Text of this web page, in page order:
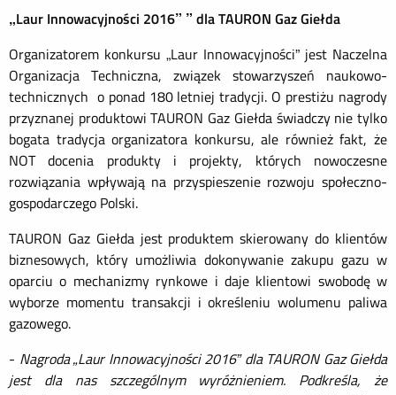
„Laur Innowacyjności 2016” ” dla TAURON Gaz Giełda
Organizatorem konkursu „Laur Innowacyjności” jest Naczelna
Organizacja Techniczna, związek stowarzyszeń naukowo-
technicznych o ponad 180 letniej tradycji. O prestiżu nagrody
przyznanej produktowi TAURON Gaz Giełda świadczy nie tylko
bogata tradycja organizatora konkursu, ale również fakt, że
NOT docenia produkty i projekty, których nowoczesne
rozwiązania wpływają na przyspieszenie rozwoju społeczno-
gospodarczego Polski.
TAURON Gaz Giełda jest produktem skierowany do klientów
biznesowych, który umożliwia dokonywanie zakupu gazu w
oparciu o mechanizmy rynkowe i daje klientowi swobodę w
wyborze momentu transakcji i określeniu wolumenu paliwa
gazowego.
- Nagroda „Laur Innowacyjności 2016” dla TAURON Gaz Giełda
jest dla nas szczególnym wyróżnieniem. Podkreśla, że